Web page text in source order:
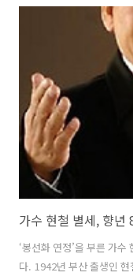
진성, 배아현, 성민지, 김
김상배 2. 가요무대 1859
기김수찬 홍지윤 신유 정
권성희 고재숙 남일해 김
리오) 02)..
가수 현철 별세, 향년
‘봉선화 연정’을 부른 가
다. 1942년 부산 출생인